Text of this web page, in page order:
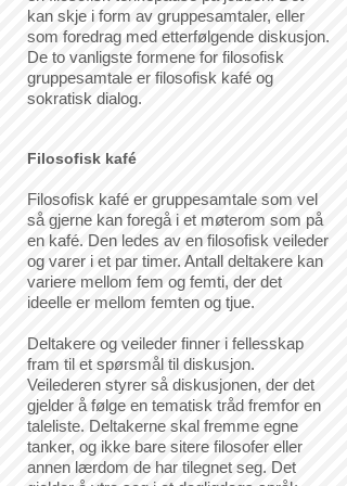
kan skje i form av gruppesamtaler, eller
som foredrag med etterfølgende diskusjon.
De to vanligste formene for filosofisk
gruppesamtale er filosofisk kafé og
sokratisk dialog.
Filosofisk kafé
Filosofisk kafé er gruppesamtale som vel
så gjerne kan foregå i et møterom som på
en kafé. Den ledes av en filosofisk veileder
og varer i et par timer. Antall deltakere kan
variere mellom fem og femti, der det
ideelle er mellom femten og tjue.
Deltakere og veileder finner i fellesskap
fram til et spørsmål til diskusjon.
Veilederen styrer så diskusjonen, der det
gjelder å følge en tematisk tråd fremfor en
taleliste. Deltakerne skal fremme egne
tanker, og ikke bare sitere filosofer eller
annen lærdom de har tilegnet seg. Det